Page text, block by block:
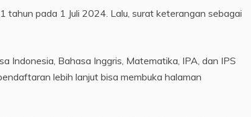
pada 1 Juli 2024. Lalu, surat keterangan sebagai
Indonesia, Bahasa Inggris, Matematika, IPA, dan IPS
lebih lanjut bisa membuka halaman